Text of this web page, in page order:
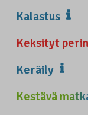
Kalastus
Keksityt
Keräily
Kestävä